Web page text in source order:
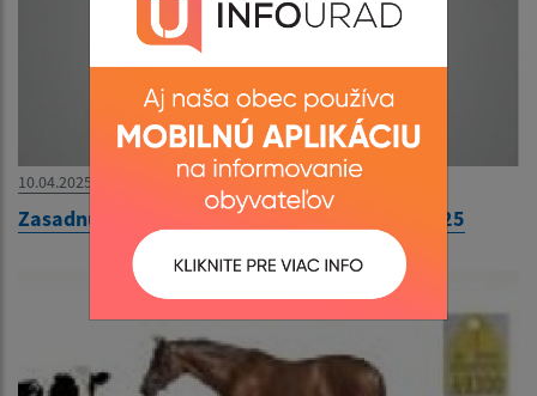
10.04.2025
Zasadnutie Obecného zastupiteľstva 16.4.2025